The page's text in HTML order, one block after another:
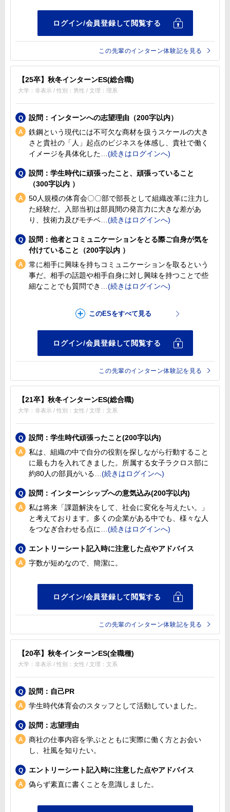
この先輩のインターン体験記を見る
【25卒】秋冬インターンES(総合職)
大学：非表示 / 性別：男性 / 文理：理系
設問：インターンへの志望理由（200字以内）
鉄鋼という現代には不可欠な商材を扱うスケールの大き
さと貴社の「人」起点のビジネスを体感し、貴社で働く
イメージを具体化した
設問：学生時代に頑張ったこと、頑張っていること
（300字以内 ）
50人規模の体育会〇〇部で部長として組織改革に注力し
た経験だ。入部当初は部員間の発言力に大きな差があ
り、技術力及びモチベ
設問：他者とコミュニケーションをとる際ご自身が気を
付けていること（200字以内 ）
常に相手に興味を持ちコミュニケーションを取るという
事だ。相手の話題や相手自身に対し興味を持つことで些
細なことでも質問でき
この先輩のインターン体験記を見る
【21卒】秋冬インターンES(総合職)
大学：非表示 / 性別：女性 / 文理：文系
設問：学生時代頑張ったこと(200字以内)
私は、組織の中で自分の役割を探しながら行動すること
に最も力を入れてきました。所属する女子ラクロス部に
約80人の部員がいる
設問：インターンシップへの意気込み(200字以内)
私は将来「課題解決をして、社会に変化を与えたい。」
と考えております。多くの企業がある中でも、様々な人
をつなぎ合わせる点に
エントリーシート記入時に注意した点やアドバイス
字数が短めなので、簡潔に。
この先輩のインターン体験記を見る
【20卒】秋冬インターンES(全職種)
大学：非表示 / 性別：女性 / 文理：文系
設問：自己PR
学生時代体育会のスタッフとして活動していました。
設問：志望理由
商社の仕事内容を学ぶとともに実際に働く方とお会い
し、社風を知りたい。
エントリーシート記入時に注意した点やアドバイス
偽らず素直に書くことを意識しました。